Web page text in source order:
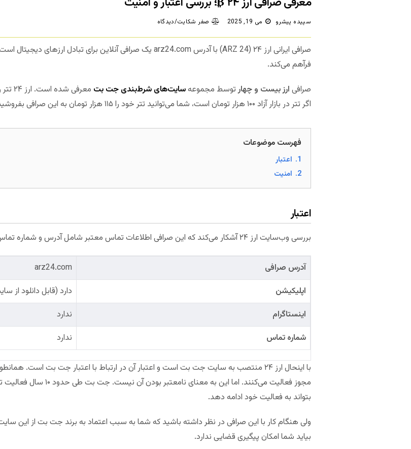
سپیده پیشرو می 19, 2025 صفر شکایت/دیدگاه
صرافی ایرانی ارز ۲۴ (ARZ 24) با آدرس arz24.com یک صرافی آنلاین برای تبادل ارزهای دیجیتال است. این سایت امکان معامله جفت ارز
فرآهم می‌کند.
صرافی ارز بیست و چهارتوسط مجموعهسایت‌های شرط‌بندی جت بت
اگر تتر در بازار آزاد ۱۰۰ هزار تومان است، شما می‌توانید تتر خود را ۱۱۵ هزار تومان به این صرافی بفروشید.
فهرست موضوعات
1. اعتبار
2. امنیت
اعتبار
بررسی وب‌سایت ارز ۲۴ آشکار می‌کند که این صرافی اطلاعات تماس معتبر شامل آدرس و شماره تماس ندارد. همچنین فاقد اینماد است.
آدرس صرافی
arz24.com
اپلیکیشن
دارد (قابل دانلود از
اینستاگرام
ندارد
شماره تماس
ندارد
با اینحال ارز ۲۴ منتصب به سایت جت بت است و اعتبار آن در ارتباط با اعتبار جت بت
مجوز فعالیت می‌کنند. اما این
بتواند به فعالیت خود ادامه دهد.
ولی هنگام کار با این صرافی در نظر داشته باشید که شما به سبب اعتماد به برند جت بت از این
بیاید شما امکان پیگیری قضایی ندارد.